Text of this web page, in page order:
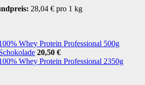
28,04 € pro 1 kg
Whey Protein Professional 500g
20,50 €
Whey Protein Professional 2350g